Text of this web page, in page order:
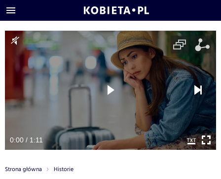
0:00 / 1:11
Strona główna Historie